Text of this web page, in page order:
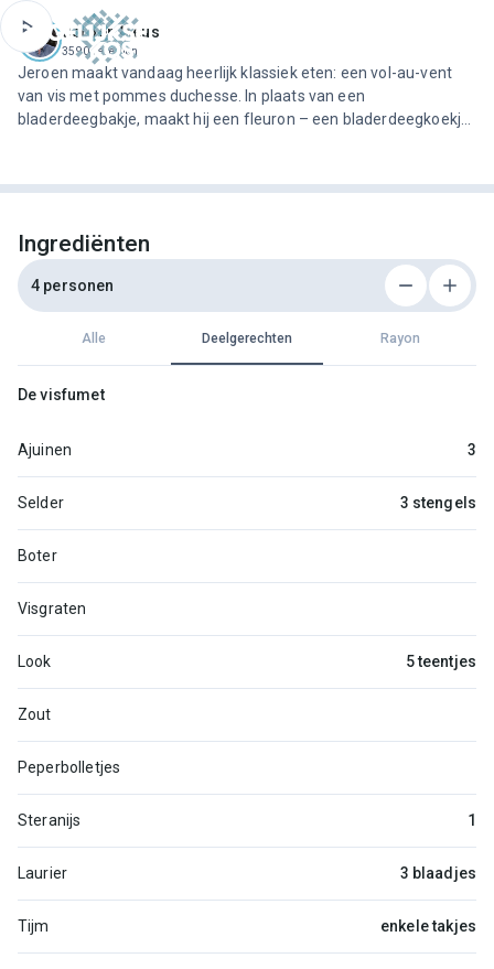
Jeroen Meus
3590 recepten
Jeroen maakt vandaag heerlijk klassiek eten: een vol-au-vent
van vis met pommes duchesse. In plaats van een
bladerdeegbakje, maakt hij een fleuron – een bladerdeegkoekje
Ingrediënten
4 personen
Alle Deelgerechten Rayon
De visfumet
Ajuinen 3
Selder 3 stengels
Boter
Visgraten
Look 5 teentjes
Zout
Peperbolletjes
Steranijs 1
Laurier 3 blaadjes
Tijm enkele takjes